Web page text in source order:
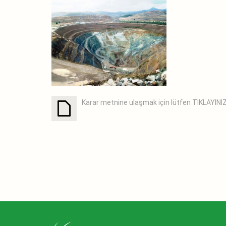
Karar metnine ulaşmak için lütfen